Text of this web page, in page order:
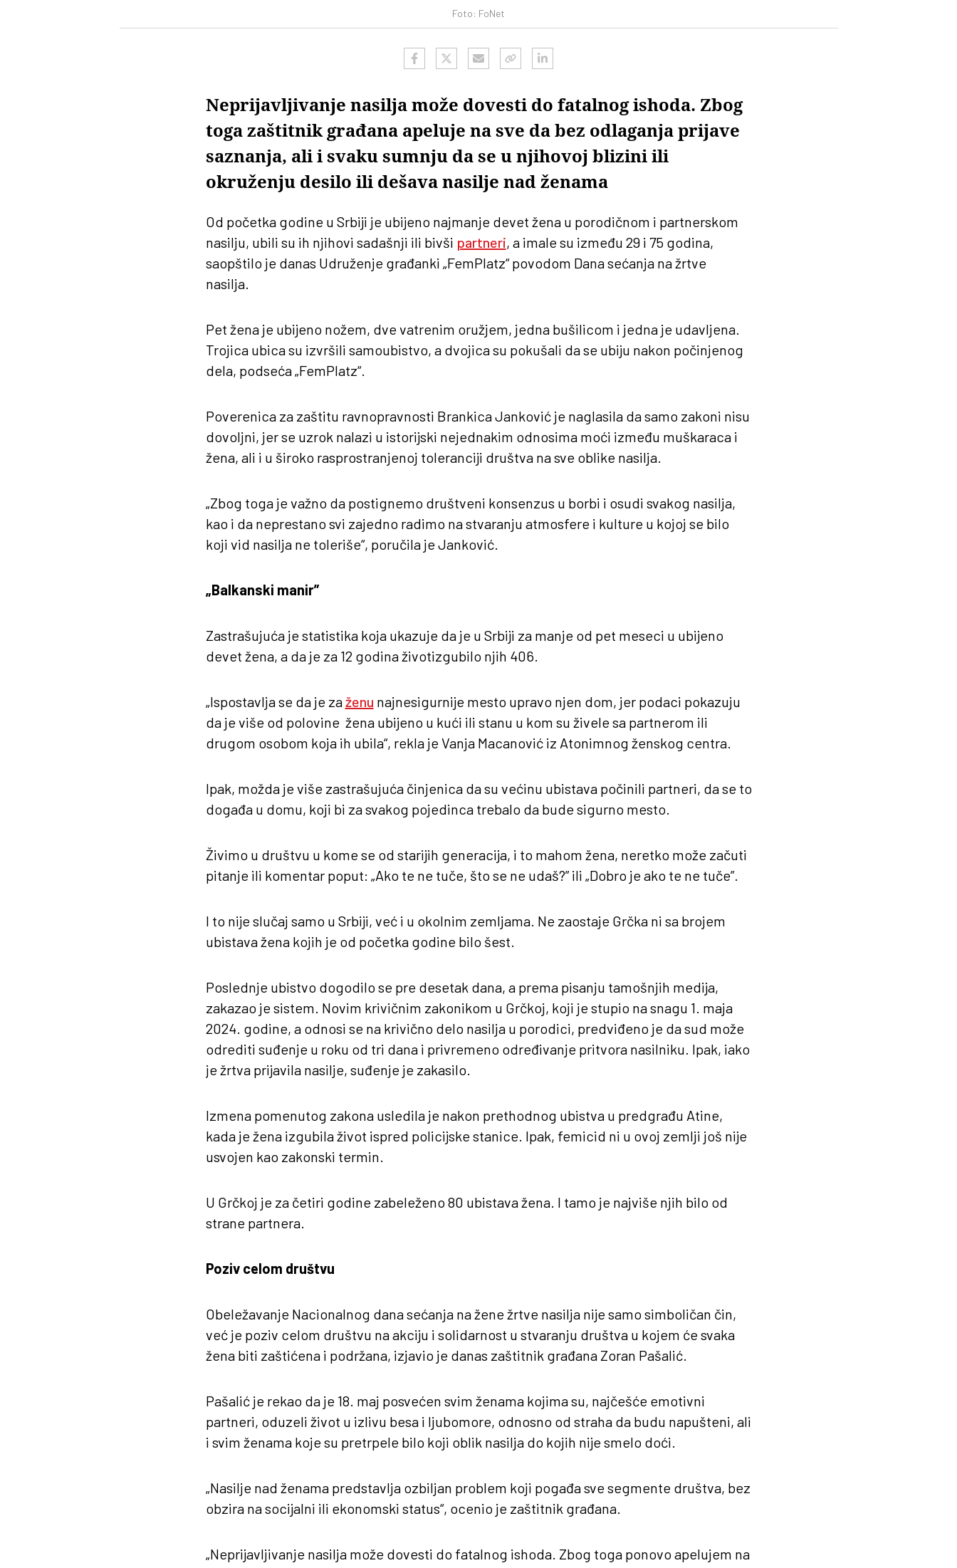
Foto: FoNet
Neprijavljivanje nasilja može dovesti do fatalnog ishoda. Zbog
toga zaštitnik građana apeluje na sve da bez odlaganja prijave
saznanja, ali i svaku sumnju da se u njihovoj blizini ili
okruženju desilo ili dešava nasilje nad ženama
Od početka godine u Srbiji je ubijeno najmanje devet žena u porodičnom i partnerskom
nasilju, ubili su ih njihovi sadašnji ili bivši partneri, a imale su između 29 i 75 godina,
saopštilo je danas Udruženje građanki „FemPlatz“ povodom Dana sećanja na žrtve
nasilja.
Pet žena je ubijeno nožem, dve vatrenim oružjem, jedna bušilicom i jedna je udavljena.
Trojica ubica su izvršili samoubistvo, a dvojica su pokušali da se ubiju nakon počinjenog
dela, podseća „FemPlatz“.
Poverenica za zaštitu ravnopravnosti Brankica Janković je naglasila da samo zakoni nisu
dovoljni, jer se uzrok nalazi u istorijski nejednakim odnosima moći između muškaraca i
žena, ali i u široko rasprostranjenoj toleranciji društva na sve oblike nasilja.
„Zbog toga je važno da postignemo društveni konsenzus u borbi i osudi svakog nasilja,
kao i da neprestano svi zajedno radimo na stvaranju atmosfere i kulture u kojoj se bilo
koji vid nasilja ne toleriše“, poručila je Janković.
„Balkanski manir”
Zastrašujuća je statistika koja ukazuje da je u Srbiji za manje od pet meseci u ubijeno
devet žena, a da je za 12 godina životizgubilo njih 406.
„Ispostavlja se da je zaženu najnesigurnije mesto upravo njen dom, jer podaci pokazuju
da je više od polovine žena ubijeno u kući ili stanu u kom su živele sa partnerom ili
drugom osobom koja ih ubila“, rekla je Vanja Macanović iz Atonimnog ženskog centra.
Ipak, možda je više zastrašujuća činjenica da su većinu ubistava počinili partneri, da se to
događa u domu, koji bi za svakog pojedinca trebalo da bude sigurno mesto.
Živimo u društvu u kome se od starijih generacija, i to mahom žena, neretko može začuti
pitanje ili komentar poput: „Ako te ne tuče, što se ne udaš?” ili „Dobro je ako te ne tuče”.
I to nije slučaj samo u Srbiji, već i u okolnim zemljama. Ne zaostaje Grčka ni sa brojem
ubistava žena kojih je od početka godine bilo šest.
Poslednje ubistvo dogodilo se pre desetak dana, a prema pisanju tamošnjih medija,
zakazao je sistem. Novim krivičnim zakonikom u Grčkoj, koji je stupio na snagu 1. maja
2024. godine, a odnosi se na krivično delo nasilja u porodici, predviđeno je da sud može
odrediti suđenje u roku od tri dana i privremeno određivanje pritvora nasilniku. Ipak, iako
je žrtva prijavila nasilje, suđenje je zakasilo.
Izmena pomenutog zakona usledila je nakon prethodnog ubistva u predgrađu Atine,
kada je žena izgubila život ispred policijske stanice. Ipak, femicid ni u ovoj zemlji još nije
usvojen kao zakonski termin.
U Grčkoj je za četiri godine zabeleženo 80 ubistava žena. I tamo je najviše njih bilo od
strane partnera.
Poziv celom društvu
Obeležavanje Nacionalnog dana sećanja na žene žrtve nasilja nije samo simboličan čin,
već je poziv celom društvu na akciju i solidarnost u stvaranju društva u kojem će svaka
žena biti zaštićena i podržana, izjavio je danas zaštitnik građana Zoran Pašalić.
Pašalić je rekao da je 18. maj posvećen svim ženama kojima su, najčešće emotivni
partneri, oduzeli život u izlivu besa i ljubomore, odnosno od straha da budu napušteni, ali
i svim ženama koje su pretrpele bilo koji oblik nasilja do kojih nije smelo doći.
„Nasilje nad ženama predstavlja ozbiljan problem koji pogađa sve segmente društva, bez
obzira na socijalni ili ekonomski status“, ocenio je zaštitnik građana.
„Neprijavljivanje nasilja može dovesti do fatalnog ishoda. Zbog toga ponovo apelujem na